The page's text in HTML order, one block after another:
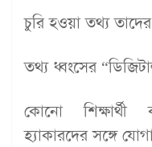
চুরি হওয়া তথ্য
তথ্য ধ্বংসের
কোনো শিক্ষার্থী
হ্যাকারদের সঙ্গে